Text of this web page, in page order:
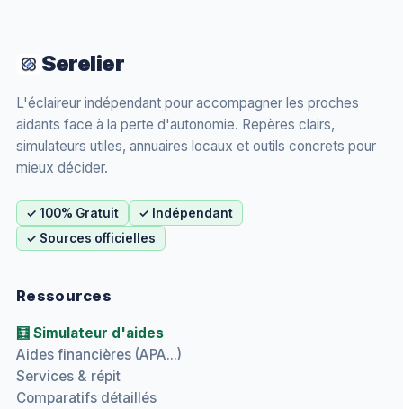
Serelier
L'éclaireur indépendant pour accompagner les proches
aidants face à la perte d'autonomie. Repères clairs,
simulateurs utiles, annuaires locaux et outils concrets pour
mieux décider.
✓ 100% Gratuit
✓ Indépendant
✓ Sources officielles
Ressources
🧮 Simulateur d'aides
Aides financières (APA...)
Services & répit
Comparatifs détaillés